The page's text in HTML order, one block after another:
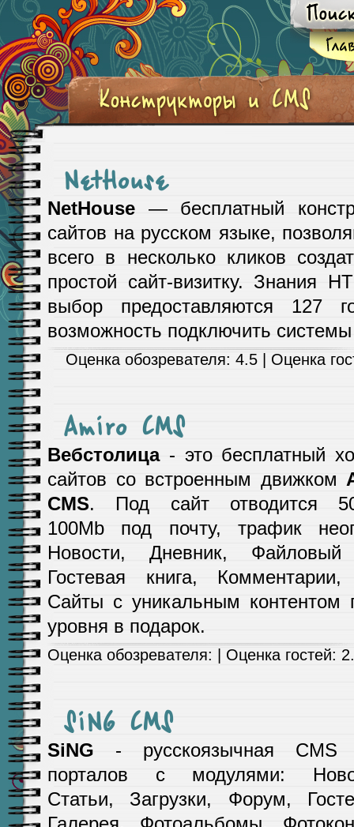
NetHouse
NetHouse — бесплатный
сайтов на русском языке,
всего в несколько кликов
простой сайт-визитку. Знания
выбор предоставляются 127
возможность подключить
Оценка обозревателя: 4.5 | Оценка
Amiro CMS
Вебстолица- это бесплатный
сайтов со встроенным движком
CMS. Под сайт отводится
100Mb под почту, трафик
Новости, Дневник,
Гостевая книга,
Сайты с уникальным контентом
уровня в подарок.
Оценка обозревателя: | Оценка гостей:
SiNG CMS
SiNG - русскоязычная CMS
порталов с модулями:
Статьи, Загрузки, Форум,